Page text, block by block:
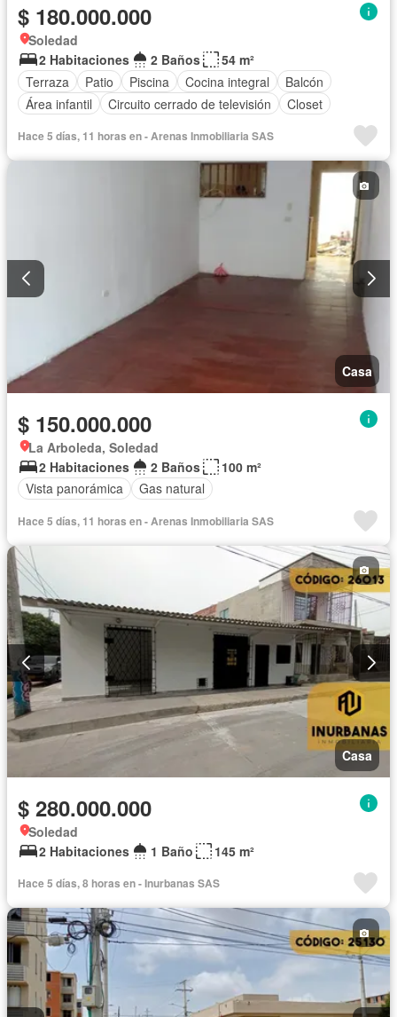
$ 180.000.000
Soledad
2 Habitaciones
2 Baños
54 m²
Terraza
Patio Piscina Cocina integral
Balcón
Área infantil
Circuito cerrado de televisión Closet
Hace 5 días, 11 horas en - Arenas Inmobiliaria SAS
Casa
$ 150.000.000
La Arboleda, Soledad
2 Habitaciones
2 Baños
100 m²
Vista panorámica
Gas natural
Hace 5 días, 11 horas en - Arenas Inmobiliaria SAS
Casa
$ 280.000.000
Soledad
2 Habitaciones
1 Baño 145 m²
Hace 5 días, 8 horas en - Inurbanas SAS